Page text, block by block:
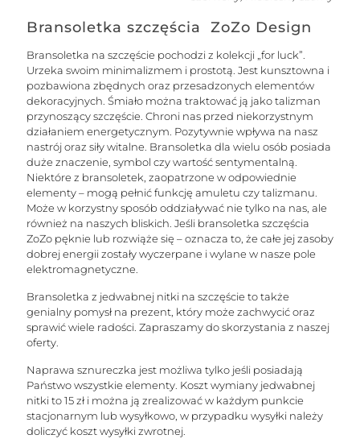
nitką
-
srebrna
NA
STOPĘ
Bransoletka szczęścia ZoZo Design
Bransoletka na szczęście pochodzi z kolekcji „for luck”.
Urzeka swoim minimalizmem i prostotą. Jest kunsztowna i
pozbawiona zbędnych oraz przesadzonych elementów
dekoracyjnych. Śmiało można traktować ją jako talizman
przynoszący szczęście. Chroni nas przed niekorzystnym
działaniem energetycznym. Pozytywnie wpływa na nasz
nastrój oraz siły witalne. Bransoletka dla wielu osób posiada
duże znaczenie, symbol czy wartość sentymentalną.
Niektóre z bransoletek, zaopatrzone w odpowiednie
elementy – mogą pełnić funkcję amuletu czy talizmanu.
Może w korzystny sposób oddziaływać nie tylko na nas, ale
również na naszych bliskich. Jeśli bransoletka szczęścia
ZoZo pęknie lub rozwiąże się – oznacza to, że całe jej zasoby
dobrej energii zostały wyczerpane i wylane w nasze pole
elektromagnetyczne.
Bransoletka z jedwabnej nitki na szczęście to także
genialny pomysł na prezent, który może zachwycić oraz
sprawić wiele radości. Zapraszamy do skorzystania z naszej
oferty.
Naprawa sznureczka jest możliwa tylko jeśli posiadają
Państwo wszystkie elementy. Koszt wymiany jedwabnej
nitki to 15 zł i można ją zrealizować w każdym punkcie
stacjonarnym lub wysyłkowo, w przypadku wysyłki należy
doliczyć koszt wysyłki zwrotnej.